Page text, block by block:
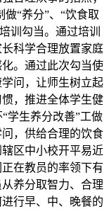
“养分”、“饮食取
训勾当。通过培训
科学合理放置家庭
。通过此次勾当使
问，让师生树立起
，推进全体学生健
学生养分改善”工做
，供给合理的饮食
区中小校开平易近
在教员的率领下有
养分取智力、合理
行早、中、晚餐的